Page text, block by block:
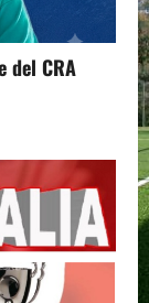
del CRA